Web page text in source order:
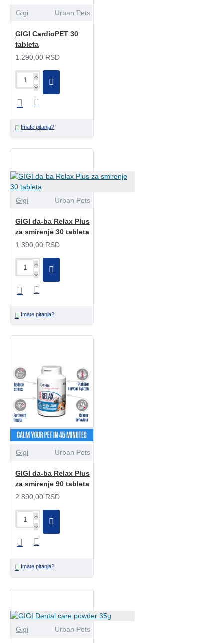
Gigi Urban Pets
GIGI CardioPET 30
tableta
1.290,00 RSD
Imate pitanja?
Gigi Urban Pets
GIGI da-ba Relax Plus
za smirenje 30 tableta
1.390,00 RSD
Imate pitanja?
Gigi Urban Pets
GIGI da-ba Relax Plus
za smirenje 90 tableta
2.890,00 RSD
Imate pitanja?
Gigi Urban Pets